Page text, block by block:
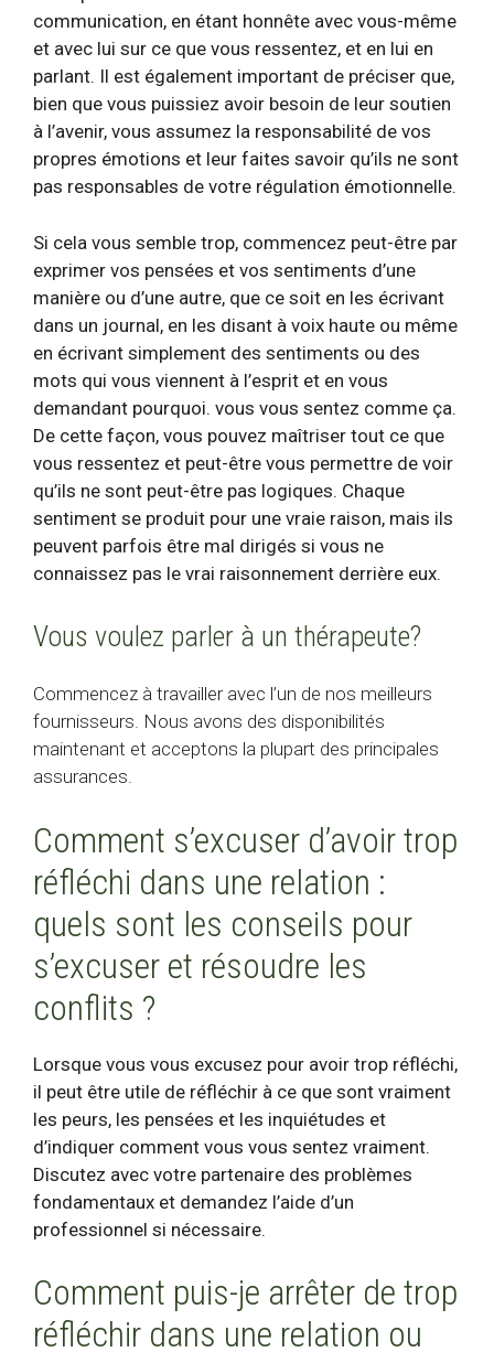
communication, en étant honnête avec vous-même
et avec lui sur ce que vous ressentez, et en lui en
parlant. Il est également important de préciser que,
bien que vous puissiez avoir besoin de leur soutien
à l’avenir, vous assumez la responsabilité de vos
propres émotions et leur faites savoir qu’ils ne sont
pas responsables de votre régulation émotionnelle.
Si cela vous semble trop, commencez peut-être par
exprimer vos pensées et vos sentiments d’une
manière ou d’une autre, que ce soit en les écrivant
dans un journal, en les disant à voix haute ou même
en écrivant simplement des sentiments ou des
mots qui vous viennent à l’esprit et en vous
demandant pourquoi. vous vous sentez comme ça.
De cette façon, vous pouvez maîtriser tout ce que
vous ressentez et peut-être vous permettre de voir
qu’ils ne sont peut-être pas logiques. Chaque
sentiment se produit pour une vraie raison, mais ils
peuvent parfois être mal dirigés si vous ne
connaissez pas le vrai raisonnement derrière eux.
Vous voulez parler à un thérapeute?
Commencez à travailler avec l’un de nos meilleurs
fournisseurs. Nous avons des disponibilités
maintenant et acceptons la plupart des principales
assurances.
Comment s’excuser d’avoir trop
réfléchi dans une relation :
quels sont les conseils pour
s’excuser et résoudre les
conflits ?
Lorsque vous vous excusez pour avoir trop réfléchi,
il peut être utile de réfléchir à ce que sont vraiment
les peurs, les pensées et les inquiétudes et
d’indiquer comment vous vous sentez vraiment.
Discutez avec votre partenaire des problèmes
fondamentaux et demandez l’aide d’un
professionnel si nécessaire.
Comment puis-je arrêter de trop
réfléchir dans une relation ou